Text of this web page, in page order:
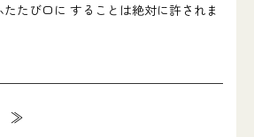
たび口に することは絶対に許されま